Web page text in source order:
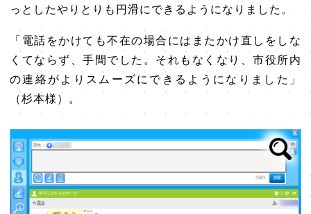
っとしたやりとりも円滑にできるようになりました。
「電話をかけても不在の場合にはまたかけ直しをしな
くてならず、手間でした。それもなくなり、市役所内
の連絡がよりスムーズにできるようになりました」
（杉本様）。